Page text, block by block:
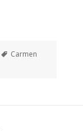
Etiquetas
Carmen